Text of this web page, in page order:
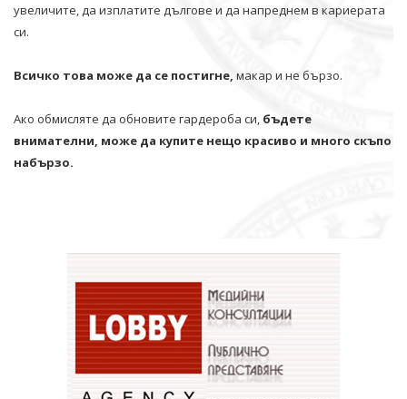
увеличите, да изплатите дългове и да напреднем в кариерата
си.
Всичко това може да се постигне, макар и не бързо.
Ако обмисляте да обновите гардероба си, бъдете
внимателни, може да купите нещо красиво и много скъпо
набързо.